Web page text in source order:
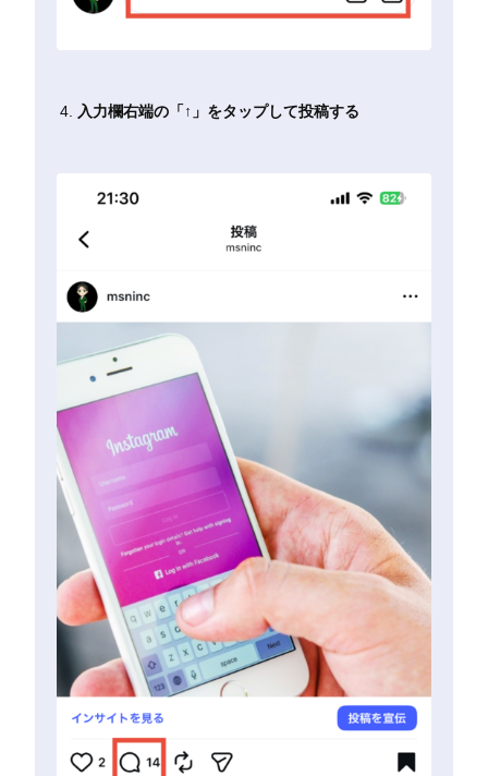
入力欄右端の「↑」をタップして投稿する